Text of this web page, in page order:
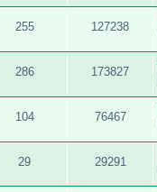
255 127238
286 173827
104 76467
29 29291